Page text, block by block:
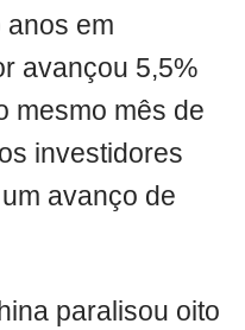
anos em
avançou 5,5%
mesmo mês de
investidores
avanço de
paralisou oito